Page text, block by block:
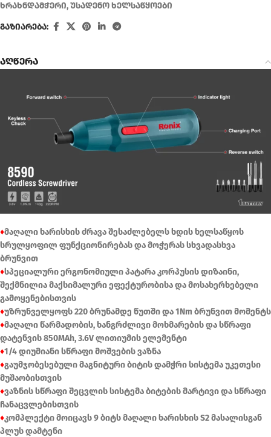
ხრახნდამჭერი,უსადენო ხელსაწყოები
გაზიარება:
აღწერა
♦მაღალი ხარისხის ძრავა შესაძლებელს ხდის ხელსაწყოს
სრულყოფილ ფუნქციონირებას და მოჭერას სხვადასხვა
ბრუნვით
♦სპეციალური ერგონომიული პატარა კორპუსის დიზაინი,
შექმნილია მაქსიმალური ეფექტურობისა და მოსახერხებელი
გამოყენებისთვის
♦უზრუნველყოფს 220 ბრუნამდე წუთში და 1Nm ბრუნვით მომენტს
♦მაღალი წარმადობის, ხანგრძლივი მოხმარების და სწრაფი
დატენვის 850MAh, 3.6V ლითიუმის ელემენტი
♦1/4 დიუმიანი სწრაფი მოშვების ვაზნა
♦გაუმჯობესებული მაგნიტური ბიტის დამჭრი სისტემა უკეთესი
მუშაობისთვის
♦ვაზნის სწრაფი შეცვლის სისტემა ბიტების მარტივი და სწრაფი
ჩანაცვლებისთვის
♦კომპლექტი მოიცავს 9 ბიტს მაღალი ხარისხის S2 მასალისგან
პლუს დამტენი